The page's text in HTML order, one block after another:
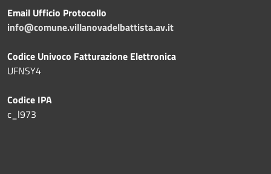
Email Ufficio Protocollo
info@comune.villanovadelbattista.av.it
Codice Univoco Fatturazione Elettronica
UFNSY4
Codice IPA
c_l973